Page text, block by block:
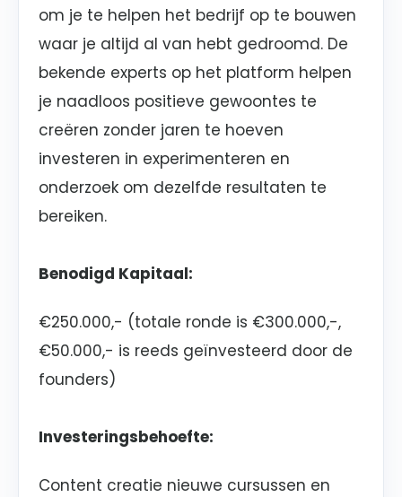
om je te helpen het bedrijf op te bouwen
waar je altijd al van hebt gedroomd. De
bekende experts op het platform helpen
je naadloos positieve gewoontes te
creëren zonder jaren te hoeven
investeren in experimenteren en
onderzoek om dezelfde resultaten te
bereiken.
Benodigd Kapitaal:
€250.000,- (totale ronde is €300.000,-,
€50.000,- is reeds geïnvesteerd door de
founders)
Investeringsbehoefte:
Content creatie nieuwe cursussen en